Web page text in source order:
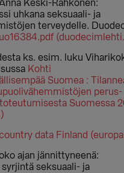
Keski-Rahkonen:
uhkana seksuaali- ja
terveydelle.
ks. esim. luku
Kohti
Suomea :
perus-
Suomessa
country data Finland
ajan jännittyneenä:
seksuaali- ja